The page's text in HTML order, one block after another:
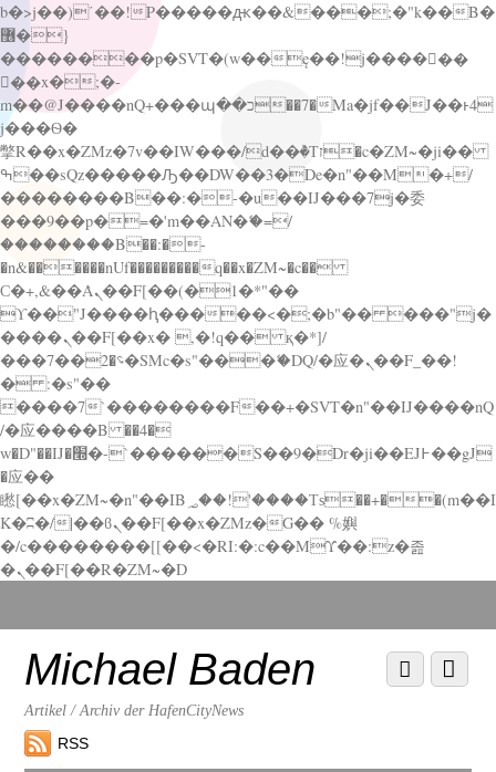
b�>j��)΄��!P�����ԫ��&���;�"k��B�
޶�}
��������p�SVT�(w��ę��!j������
��x�;�-
m��@J����nQ+���պ��כ��7�Ma�jf��J��ͱ4
j���Ѳ�
撆R��x�ZMz�7v��IW���/d��ٞ�Тז�c�ZM~�ji��
ߒ��sQz�����Ԡ��DW��3�De�n"��M�+/
��������B��:�-�u��IJ���7j�委
���9��p�=�'m��AN�ޭ�=/
��������B��:�-
�n&������nUf���������q��x�ZM~�c��
Ϲ�+,&��Ὰܢ��F[��(�1�*"��
ϒ��"J����ԧ�����<�;�b"�� ���"j�
����ܢ��F[��x� ,�!q�� қ�*]/
���؝�2��7�SMc�s"���ޭ�DQ/�应�ܢ��F_��!
� :�s"��
����7`��������F��+�SVT�n"��IJ����nQ
/�应����B ��4�
w�D"��IJ�׭�-`������S��9�Dr�ji��EJ߅��gJ
�应��
矁[��x�ZM~�n"��IB؃��!'����Тѕ��+��(m��I
K�ʭ�/|��ϐܢ��F[��x�ZMz�G�� %嬩
�/c��������[[��<�RI:�:c��MΎ��:z�졾
�ܢ��F[��R�ZM~�D
down
contentMichael Baden
Artikel / Archiv der HafenCityNews
RSS
Menu
Scroll
down